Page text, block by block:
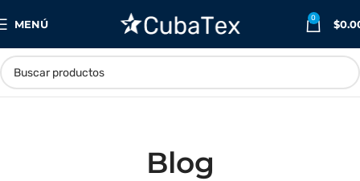
MENÚ 0 $
Blog